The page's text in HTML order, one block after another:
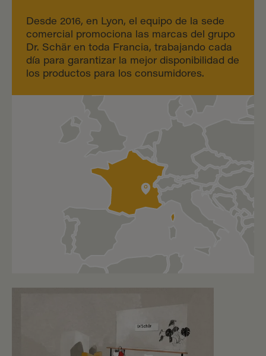
Desde 2016, en Lyon, el equipo de la sede
comercial promociona las marcas del grupo
Dr. Schär en toda Francia, trabajando cada
día para garantizar la mejor disponibilidad de
los productos para los consumidores.